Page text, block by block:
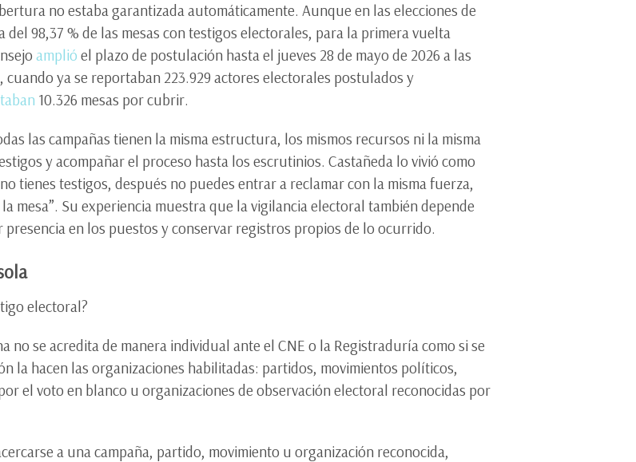
no estaba garantizada automáticamente. Aunque en las elecciones de
98,37 % de las mesas con testigos electorales, para la primera vuelta
amplió el plazo de postulación hasta el jueves 28 de mayo de 2026 a las
cuando ya se reportaban 223.929 actores electorales postulados y
10.326 mesas por cubrir.
las campañas tienen la misma estructura, los mismos recursos ni la misma
y acompañar el proceso hasta los escrutinios. Castañeda lo vivió como
tienes testigos, después no puedes entrar a reclamar con la misma fuerza,
mesa”. Su experiencia muestra que la vigilancia electoral también depende
presencia en los puestos y conservar registros propios de lo ocurrido.
electoral?
no se acredita de manera individual ante el CNE o la Registraduría como si se
la hacen las organizaciones habilitadas: partidos, movimientos políticos,
el voto en blanco u organizaciones de observación electoral reconocidas por
a una campaña, partido, movimiento u organización reconocida,